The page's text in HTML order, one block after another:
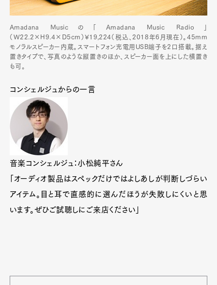
Amadana Musicの「Amadana Music Radio」
（W22.2×H9.4×D5cm）¥19,224（税込、2018年6月現在）。45mm
モノラルスピーカー内蔵。スマートフォン充電用USB端子を2口搭載。据え
置きタイプで、写真のような縦置きのほか、スピーカー面を上にした横置き
も可。
コンシェルジュからの一言
音楽コンシェルジュ：小松純平さん
「オーディオ製品はスペックだけではよしあしが判断しづらい
アイテム。目と耳で直感的に選んだほうが失敗しにくいと思
います。ぜひご試聴しにご来店ください」